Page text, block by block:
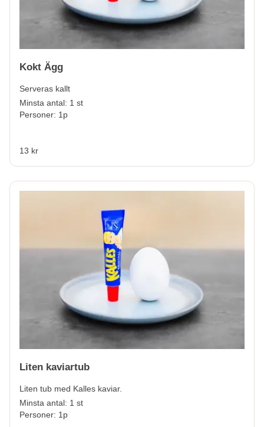
Kokt Ägg
Serveras kallt
Minsta antal: 1 st
Personer: 1p
13 kr
Liten kaviartub
Liten tub med Kalles kaviar.
Minsta antal: 1 st
Personer: 1p